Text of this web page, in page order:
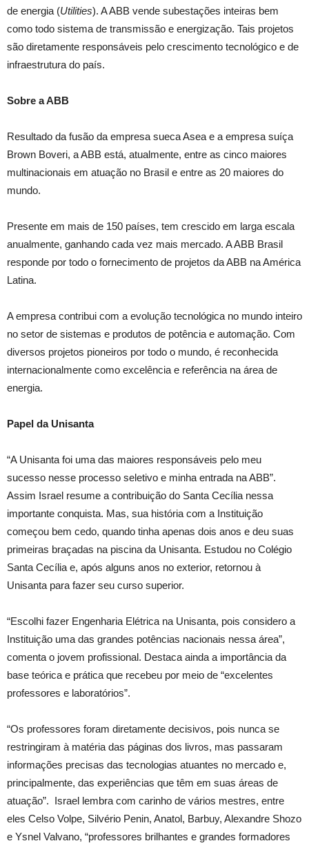
de energia (Utilities). A ABB vende subestações inteiras bem
como todo sistema de transmissão e energização. Tais projetos
são diretamente responsáveis pelo crescimento tecnológico e de
infraestrutura do país.
Sobre a ABB
Resultado da fusão da empresa sueca Asea e a empresa suíça
Brown Boveri, a ABB está, atualmente, entre as cinco maiores
multinacionais em atuação no Brasil e entre as 20 maiores do
mundo.
Presente em mais de 150 países, tem crescido em larga escala
anualmente, ganhando cada vez mais mercado. A ABB Brasil
responde por todo o fornecimento de projetos da ABB na América
Latina.
A empresa contribui com a evolução tecnológica no mundo inteiro
no setor de sistemas e produtos de potência e automação. Com
diversos projetos pioneiros por todo o mundo, é reconhecida
internacionalmente como excelência e referência na área de
energia.
Papel da Unisanta
“A Unisanta foi uma das maiores responsáveis pelo meu
sucesso nesse processo seletivo e minha entrada na ABB”.
Assim Israel resume a contribuição do Santa Cecília nessa
importante conquista. Mas, sua história com a Instituição
começou bem cedo, quando tinha apenas dois anos e deu suas
primeiras braçadas na piscina da Unisanta. Estudou no Colégio
Santa Cecília e, após alguns anos no exterior, retornou à
Unisanta para fazer seu curso superior.
“Escolhi fazer Engenharia Elétrica na Unisanta, pois considero a
Instituição uma das grandes potências nacionais nessa área”,
comenta o jovem profissional. Destaca ainda a importância da
base teórica e prática que recebeu por meio de “excelentes
professores e laboratórios”.
“Os professores foram diretamente decisivos, pois nunca se
restringiram à matéria das páginas dos livros, mas passaram
informações precisas das tecnologias atuantes no mercado e,
principalmente, das experiências que têm em suas áreas de
atuação”. Israel lembra com carinho de vários mestres, entre
eles Celso Volpe, Silvério Penin, Anatol, Barbuy, Alexandre Shozo
e Ysnel Valvano, “professores brilhantes e grandes formadores